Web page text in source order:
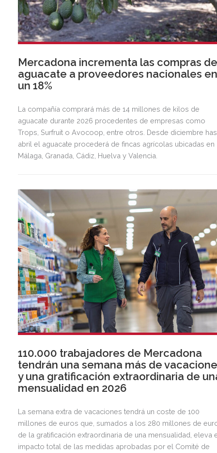
Mercadona incrementa las compras
aguacate a proveedores nacionales
un 18%
La compañía comprará más de 14 millones de kilos de
aguacate durante 2026 procedentes de empresas como
Trops, Surfruit o Avocoop, entre otros. Desde diciembre
abril el aguacate procederá de fincas agrícolas ubicadas en
Málaga, Granada, Cádiz, Huelva y Valencia.
110.000 trabajadores de Mercadona
tendrán una semana más de
y una gratificación extraordinaria de
mensualidad en 2026
La semana extra de vacaciones tendrá un coste de 100
millones de euros que, sumados a los 280 millones de
de la gratificación extraordinaria de una mensualidad, eleva
impacto total de las medidas aprobadas por el Comité de